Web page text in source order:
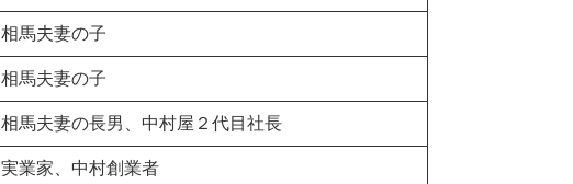
相馬夫妻の子
相馬夫妻の子
相馬夫妻の長男、中村屋２代目社長
実業家、中村創業者